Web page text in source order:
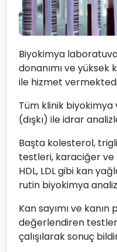
Biyokimya
donanımı ve
ile hizmet
Tüm klinik biyokimya
(dışkı) ile idrar
Başta kolesterol,
testleri, karaciğer
HDL, LDL gibi kan
rutin biyokimya
Kan sayımı ve kanın
değerlendiren
çalışılarak sonuç